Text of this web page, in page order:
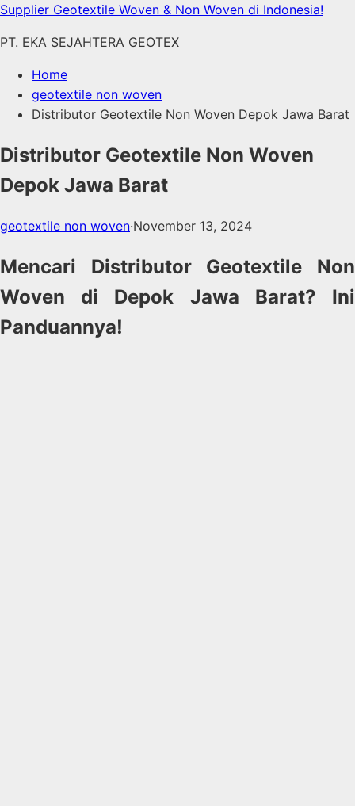
Skip
content
Supplier Geotextile Woven & Non Woven di Indonesia!
PT. EKA SEJAHTERA GEOTEX
Home
geotextile non woven
Distributor Geotextile Non Woven Depok Jawa Barat
Distributor Geotextile Non Woven
Depok Jawa Barat
geotextile non woven·November 13, 2024
Mencari Distributor Geotextile Non
Woven di Depok Jawa Barat? Ini
Panduannya!